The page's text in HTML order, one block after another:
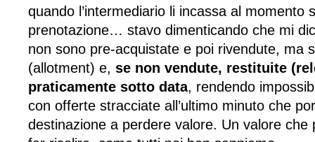
quando l’intermediario li incassa al momento
prenotazione… stavo dimenticando che mi
non sono pre-acquistate e poi rivendute, ma
(allotment) e, se non vendute, restituite
praticamente sotto data, rendendo
con offerte stracciate all’ultimo minuto che
destinazione a perdere valore. Un valore che